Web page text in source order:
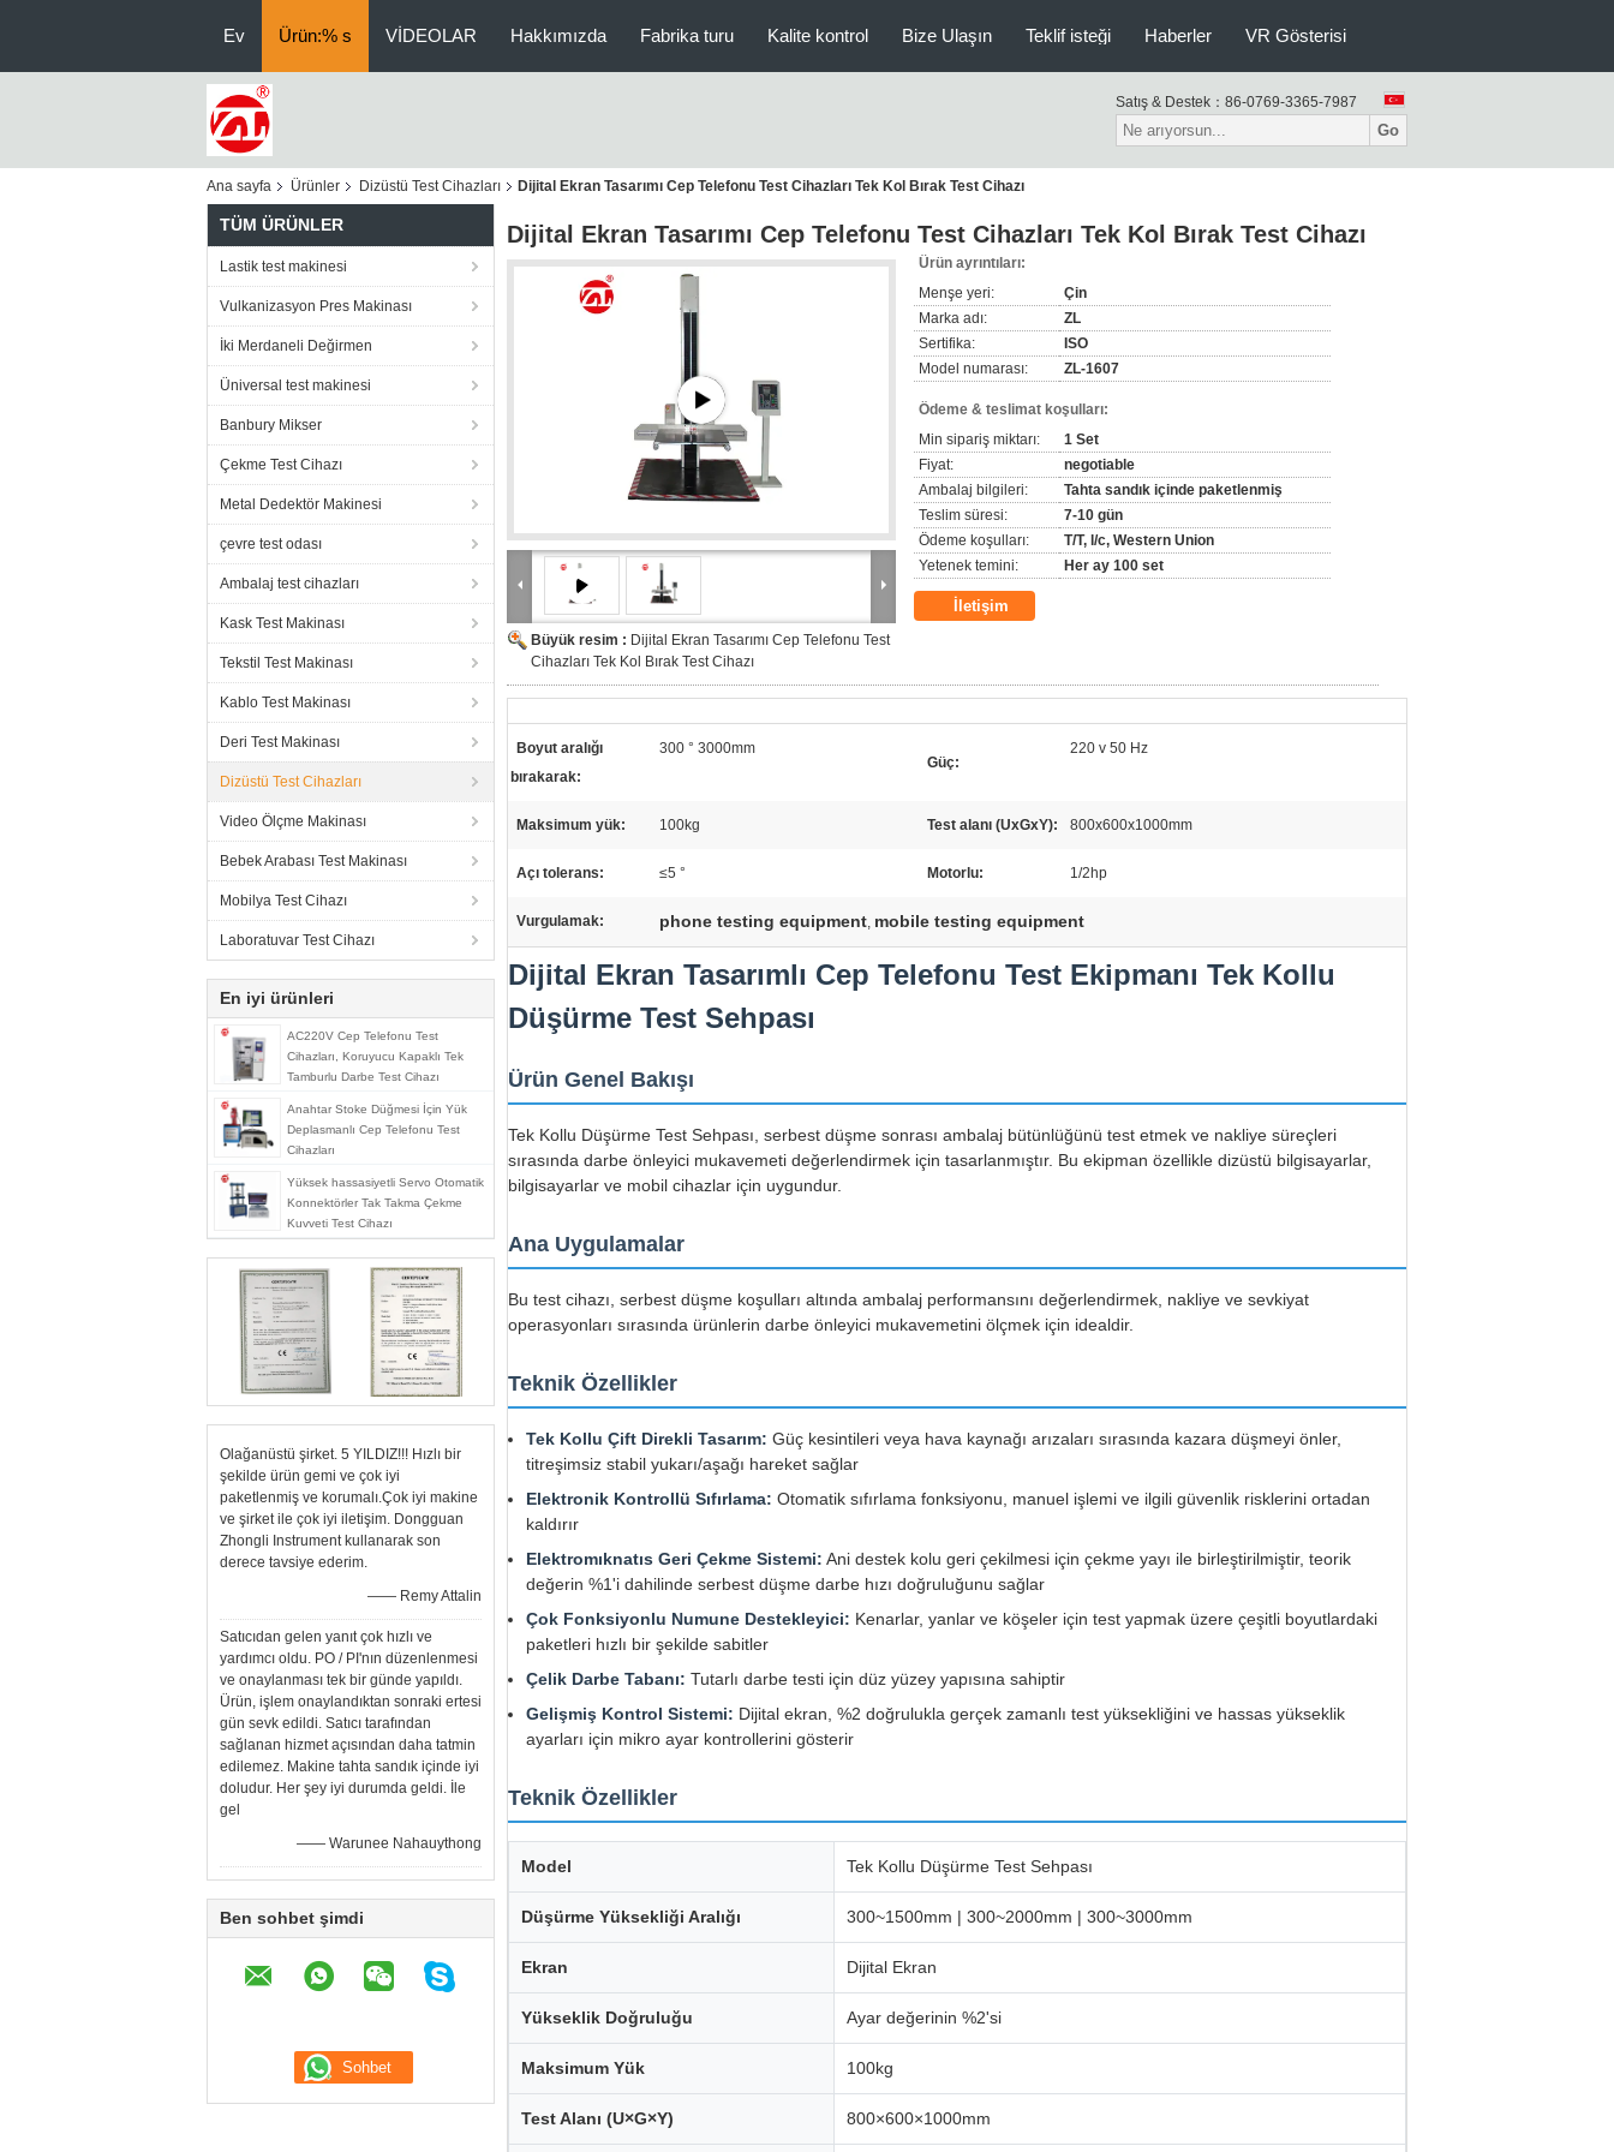
Ev Ürün:% s VİDEOLAR Hakkımızda Fabrika turu Kalite kontrol Bize Ulaşın Teklif isteği Haberler VR Gösterisi
Satış & Destek： 86-0769-3365-7987
Go
Ana sayfa Ürünler Dizüstü Test Cihazları Dijital Ekran Tasarımı Cep Telefonu Test Cihazları Tek Kol Bırak Test Cihazı
TÜM ÜRÜNLER
Lastik test makinesi
Vulkanizasyon Pres Makinası
İki Merdaneli Değirmen
Üniversal test makinesi
Banbury Mikser
Çekme Test Cihazı
Metal Dedektör Makinesi
çevre test odası
Ambalaj test cihazları
Kask Test Makinası
Tekstil Test Makinası
Kablo Test Makinası
Deri Test Makinası
Dizüstü Test Cihazları
Video Ölçme Makinası
Bebek Arabası Test Makinası
Mobilya Test Cihazı
Laboratuvar Test Cihazı
En iyi ürünleri
AC220V Cep Telefonu Test
Cihazları, Koruyucu Kapaklı Tek
Tamburlu Darbe Test Cihazı
Anahtar Stoke Düğmesi İçin Yük
Deplasmanlı Cep Telefonu Test
Cihazları
Yüksek hassasiyetli Servo Otomatik
Konnektörler Tak Takma Çekme
Kuvveti Test Cihazı
Olağanüstü şirket. 5 YILDIZ!!! Hızlı bir
şekilde ürün gemi ve çok iyi
paketlenmiş ve korumalı.Çok iyi makine
ve şirket ile çok iyi iletişim. Dongguan
Zhongli Instrument kullanarak son
derece tavsiye ederim.
—— Remy Attalin
Satıcıdan gelen yanıt çok hızlı ve
yardımcı oldu. PO / PI'nın düzenlenmesi
ve onaylanması tek bir günde yapıldı.
Ürün, işlem onaylandıktan sonraki ertesi
gün sevk edildi. Satıcı tarafından
sağlanan hizmet açısından daha tatmin
edilemez. Makine tahta sandık içinde iyi
doludur. Her şey iyi durumda geldi. İle
gel
—— Warunee Nahauythong
Ben sohbet şimdi
Dijital Ekran Tasarımı Cep Telefonu Test Cihazları Tek Kol Bırak Test Cihazı
Büyük resim : Dijital Ekran Tasarımı Cep Telefonu Test
Cihazları Tek Kol Bırak Test Cihazı
Ürün ayrıntıları:
Menşe yeri:
Çin
Marka adı:
ZL
Sertifika:
ISO
Model numarası:
ZL-1607
Ödeme & teslimat koşulları:
Min sipariş miktarı:
1 Set
Fiyat:
negotiable
Ambalaj bilgileri:
Tahta sandık içinde paketlenmiş
Teslim süresi:
7-10 gün
Ödeme koşulları:
T/T, l/c, Western Union
Yetenek temini:
Her ay 100 set
İletişim
Boyut aralığı
bırakarak:
300 ° 3000mm
Güç:
220 v 50 Hz
Maksimum yük: 100kg Test alanı (UxGxY): 800x600x1000mm
Açı tolerans: ≤5 ° Motorlu: 1/2hp
Vurgulamak: phone testing equipment, mobile testing equipment
Dijital Ekran Tasarımlı Cep Telefonu Test Ekipmanı Tek Kollu
Düşürme Test Sehpası
Ürün Genel Bakışı
Tek Kollu Düşürme Test Sehpası, serbest düşme sonrası ambalaj bütünlüğünü test etmek ve nakliye süreçleri
sırasında darbe önleyici mukavemeti değerlendirmek için tasarlanmıştır. Bu ekipman özellikle dizüstü bilgisayarlar,
bilgisayarlar ve mobil cihazlar için uygundur.
Ana Uygulamalar
Bu test cihazı, serbest düşme koşulları altında ambalaj performansını değerlendirmek, nakliye ve sevkiyat
operasyonları sırasında ürünlerin darbe önleyici mukavemetini ölçmek için idealdir.
Teknik Özellikler
Tek Kollu Çift Direkli Tasarım: Güç kesintileri veya hava kaynağı arızaları sırasında kazara düşmeyi önler,
titreşimsiz stabil yukarı/aşağı hareket sağlar
Elektronik Kontrollü Sıfırlama: Otomatik sıfırlama fonksiyonu, manuel işlemi ve ilgili güvenlik risklerini ortadan
kaldırır
Elektromıknatıs Geri Çekme Sistemi: Ani destek kolu geri çekilmesi için çekme yayı ile birleştirilmiştir, teorik
değerin %1'i dahilinde serbest düşme darbe hızı doğruluğunu sağlar
Çok Fonksiyonlu Numune Destekleyici: Kenarlar, yanlar ve köşeler için test yapmak üzere çeşitli boyutlardaki
paketleri hızlı bir şekilde sabitler
Çelik Darbe Tabanı: Tutarlı darbe testi için düz yüzey yapısına sahiptir
Gelişmiş Kontrol Sistemi: Dijital ekran, %2 doğrulukla gerçek zamanlı test yüksekliğini ve hassas yükseklik
ayarları için mikro ayar kontrollerini gösterir
Teknik Özellikler
Model Tek Kollu Düşürme Test Sehpası
Düşürme Yüksekliği Aralığı 300~1500mm | 300~2000mm | 300~3000mm
Ekran Dijital Ekran
Yükseklik Doğruluğu Ayar değerinin %2'si
Maksimum Yük 100kg
Test Alanı (U×G×Y) 800×600×1000mm